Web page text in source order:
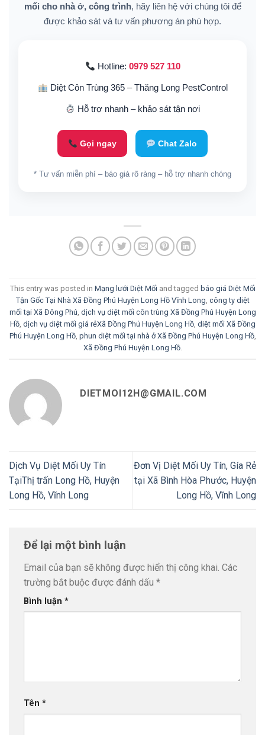
mối cho nhà ở, công trình, hãy liên hệ với chúng tôi để
được khảo sát và tư vấn phương án phù hợp.
Hotline: 0979 527 110
Diệt Côn Trùng 365 – Thăng Long PestControl
Hỗ trợ nhanh – khảo sát tận nơi
Gọi ngay Chat Zalo
* Tư vấn miễn phí – báo giá rõ ràng – hỗ trợ nhanh chóng
This entry was posted in Mạng lưới Diệt Mối and tagged báo giá Diệt Mối
Tận Gốc Tại Nhà Xã Đồng Phú Huyện Long Hồ Vĩnh Long, công ty diệt
mối tại Xã Đông Phú, dịch vụ diệt mối côn trùng Xã Đồng Phú Huyện Long
Hồ, dịch vụ diệt mối giá rẻXã Đồng Phú Huyện Long Hồ, diệt mối Xã Đồng
Phú Huyện Long Hồ, phun diệt mối tại nhà ở Xã Đồng Phú Huyện Long Hồ,
Xã Đồng Phú Huyện Long Hồ.
DIETMOI12H@GMAIL.COM
Dịch Vụ Diệt Mối Uy Tín
TạiThị trấn Long Hồ, Huyện
Long Hồ, Vĩnh Long
Đơn Vị Diệt Mối Uy Tín, Gía Rẻ
tại Xã Bình Hòa Phước, Huyện
Long Hồ, Vĩnh Long
Để lại một bình luận
Email của bạn sẽ không được hiển thị công khai. Các
trường bắt buộc được đánh dấu *
Bình luận *
Tên *